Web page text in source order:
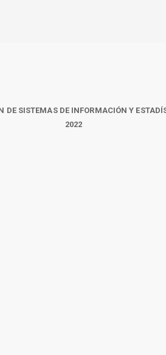
DE SISTEMAS DE INFORMACIÓN Y
2022